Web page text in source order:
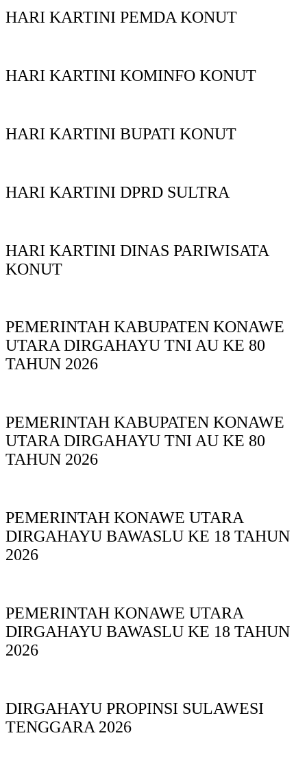
HARI KARTINI PEMDA KONUT
HARI KARTINI KOMINFO KONUT
HARI KARTINI BUPATI KONUT
HARI KARTINI DPRD SULTRA
HARI KARTINI DINAS PARIWISATA
KONUT
PEMERINTAH KABUPATEN KONAWE
UTARA DIRGAHAYU TNI AU KE 80
TAHUN 2026
PEMERINTAH KABUPATEN KONAWE
UTARA DIRGAHAYU TNI AU KE 80
TAHUN 2026
PEMERINTAH KONAWE UTARA
DIRGAHAYU BAWASLU KE 18 TAHUN
2026
PEMERINTAH KONAWE UTARA
DIRGAHAYU BAWASLU KE 18 TAHUN
2026
DIRGAHAYU PROPINSI SULAWESI
TENGGARA 2026